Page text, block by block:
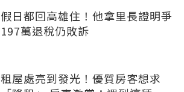
假日都回高雄住！他拿里長證明爭
197萬退稅仍敗訴
租屋處亮到發光！優質房客想求